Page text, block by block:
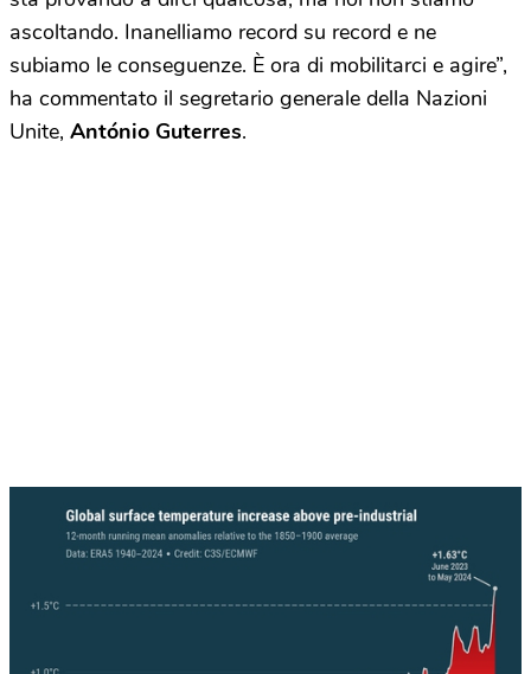
ascoltando. Inanelliamo record su record e ne
subiamo le conseguenze. È ora di mobilitarci e agire”,
ha commentato il segretario generale della Nazioni
Unite, António Guterres.